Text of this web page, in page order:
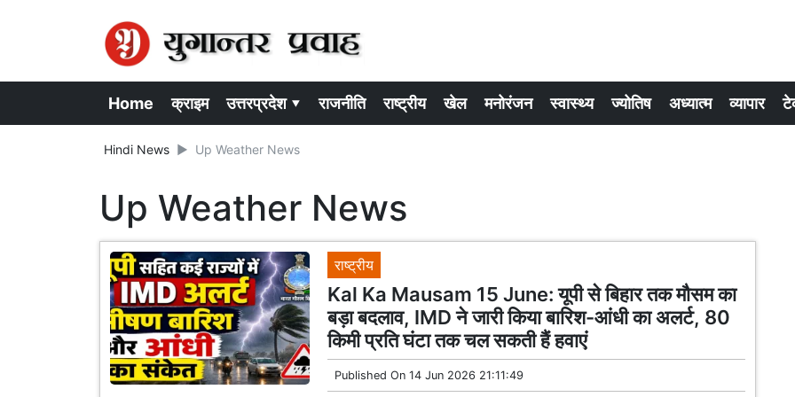
Home क्राइम उत्तरप्रदेश ▾ राजनीति राष्ट्रीय खेल मनोरंजन स्वास्थ्य ज्योतिष अध्यात्म व्यापार
Hindi News Up Weather News
Up Weather News
राष्ट्रीय
Kal Ka Mausam 15 June: यूपी से बिहार तक मौसम का
बड़ा बदलाव, IMD ने जारी किया बारिश-आंधी का अलर्ट, 80
किमी प्रति घंटा तक चल सकती हैं हवाएं
Published On 14 Jun 2026 21:11:49